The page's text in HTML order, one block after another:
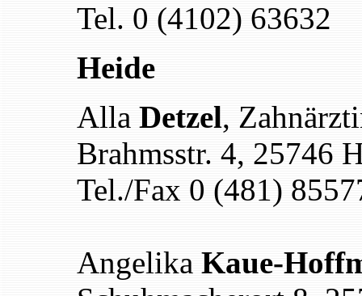
Tel. 0 (4102) 63632
Heide
Alla Detzel,
Brahmsstr. 4, 25746
Tel./Fax 0 (481)
Angelika Kaue-